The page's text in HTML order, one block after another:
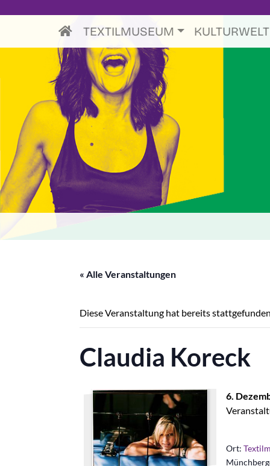
TEXTILMUSEUM
« Alle Veranstaltungen
Diese Veranstaltung hat bereits
Claudia Koreck
6.
Ort: